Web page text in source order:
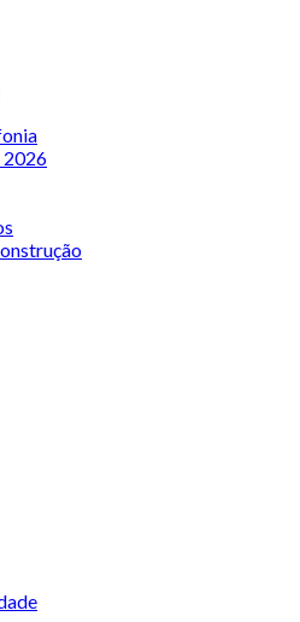
2026